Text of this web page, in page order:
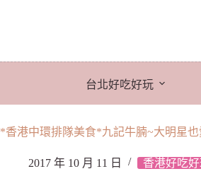
要
台北好吃好玩
*香港中環排隊美食*九記牛腩~大明星
2017 年 10 月 11 日 香港好吃